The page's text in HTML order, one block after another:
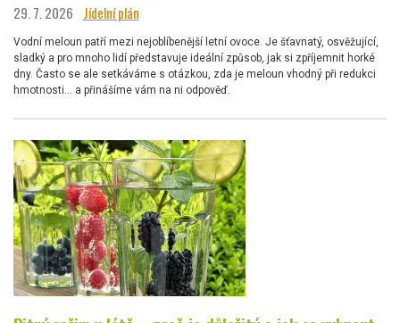
29. 7. 2026 Jídelní plán
Vodní meloun patří mezi nejoblíbenější letní ovoce. Je šťavnatý, osvěžující,
sladký a pro mnoho lidí představuje ideální způsob, jak si zpříjemnit horké
dny. Často se ale setkáváme s otázkou, zda je meloun vhodný při redukci
hmotnosti… a přinášíme vám na ni odpověď.